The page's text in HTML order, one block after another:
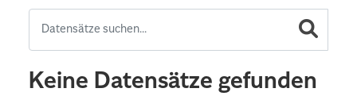
Keine Datensätze gefunden